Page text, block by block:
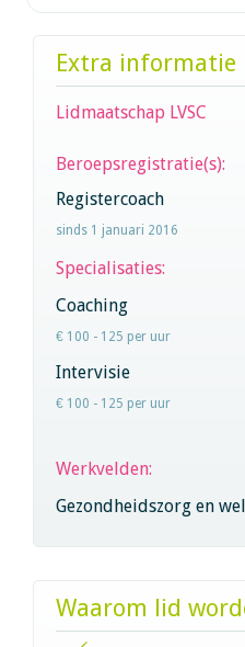
Extra informatie
Lidmaatschap LVSC
Beroepsregistratie(s):
Registercoach
sinds 1 januari 2016
Specialisaties:
Coaching
€ 100 - 125 per uur
Intervisie
€ 100 - 125 per uur
Werkvelden:
Gezondheidszorg en
Waarom lid